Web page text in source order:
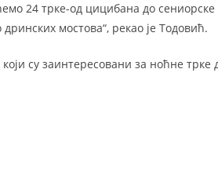
24 трке-од цицибана до сениорске
мостова“, рекао је Тодовић.
су заинтересовани за ноћне трке